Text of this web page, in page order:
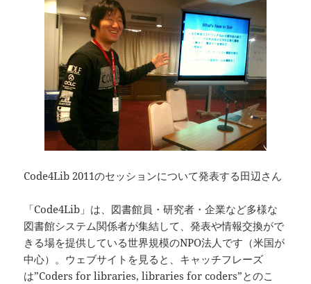
Code4Lib 2011のセッションについて発表する田辺さん
「Code4Lib」は、図書館員・研究者・企業など多様な
図書館システム関係者が集結して、発表や情報交換がで
きる場を提供している世界規模のNPO法人です（米国が
中心）。ウェブサイトを見ると、キャッチフレーズ
は”Coders for libraries, libraries for coders”とのこ